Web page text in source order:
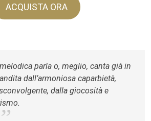
ACQUISTA ORA
parla o, meglio, canta già in
dall’armoniosa caparbietà,
dalla giocosità e